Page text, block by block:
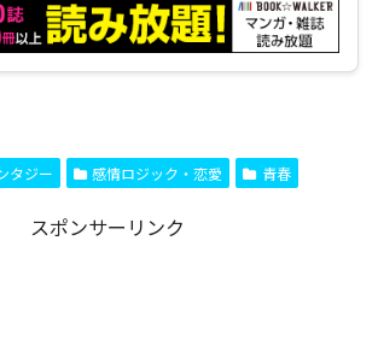
タジー 感情ロジック・恋愛 青春
スポンサーリンク